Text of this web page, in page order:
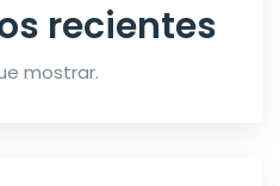
recientes
mostrar.